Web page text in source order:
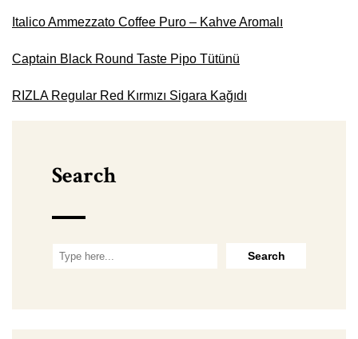
Italico Ammezzato Coffee Puro – Kahve Aromalı
Captain Black Round Taste Pipo Tütünü
RIZLA Regular Red Kırmızı Sigara Kağıdı
Search